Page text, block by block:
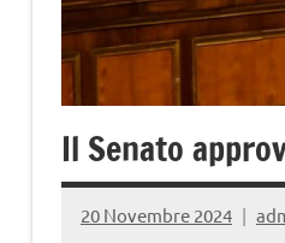
Il Senato
20 Novembre 2024